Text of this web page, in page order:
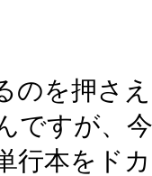
のを押さ
ですが、
行本をド